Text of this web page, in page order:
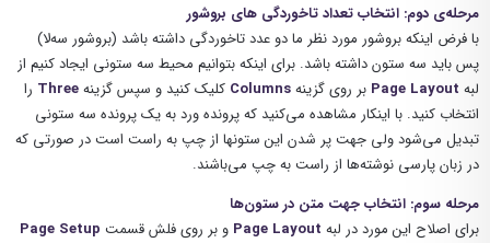
مرحله‌ی دوم: انتخاب تعداد تاخوردگی های بروشور
با فرض اینکه بروشور مورد نظر ما دو عدد تاخوردگی داشته باشد (بروشور سه‌لا)
پس باید سه ستون داشته باشد. برای اینکه بتوانیم محیط سه ستونی ایجاد کنیم از
لبه‌ Page Layout بر روی گزینه‌Columns کلیک کنید و سپس گزینه‌Three را
انتخاب کنید. با اینکار مشاهده می‌کنید که پرونده‌ ورد به یک پرونده‌ سه ستونی
تبدیل می‌شود ولی جهت پر شدن این ستونها از چپ به راست است در صورتی که
در زبان پارسی نوشته‌ها از راست به چپ می‌باشند.
مرحله سوم: انتخاب جهت متن در ستون‌ها
برای اصلاح این مورد در لبه‌ Page Layout و بر روی فلش قسمتPage Setup